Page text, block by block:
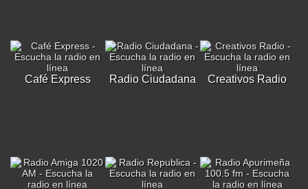
Café Express Radio Ciudadana Creativos Radio